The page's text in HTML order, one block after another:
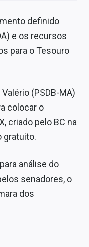
definido
e os recursos
para o Tesouro
(PSDB-MA)
colocar o
criado pelo BC na
gratuito.
análise do
senadores, o
dos